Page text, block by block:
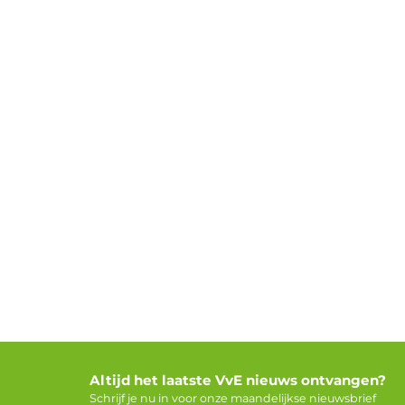
Altijd het laatste VvE nieuws ontvangen?
Schrijf je nu in voor onze maandelijkse nieuwsbrief